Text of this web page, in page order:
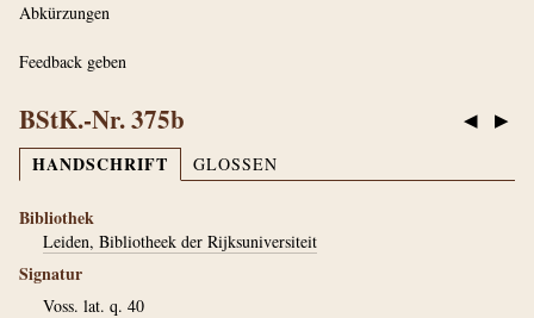
Abkürzungen
Feedback geben
◀ ▶
BStK.-Nr. 375b
HANDSCHRIFT GLOSSEN
Bibliothek
Leiden, Bibliotheek der Rijksuniversiteit
Signatur
Voss. lat. q. 40